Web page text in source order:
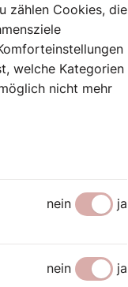
zählen Cookies, die
welche Kategorien
nicht mehr
nein ja
nein
ja